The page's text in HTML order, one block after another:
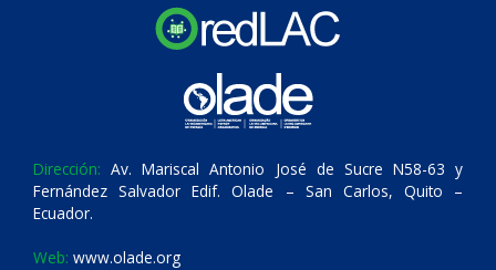
Dirección: Av. Mariscal Antonio José de Sucre N58-63 y
Fernández Salvador Edif. Olade – San Carlos, Quito –
Ecuador.
Web: www.olade.org